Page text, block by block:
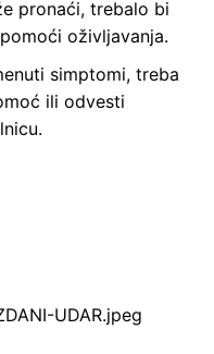
pronaći, trebalo bi
oživljavanja.
simptomi, treba
ili odvesti